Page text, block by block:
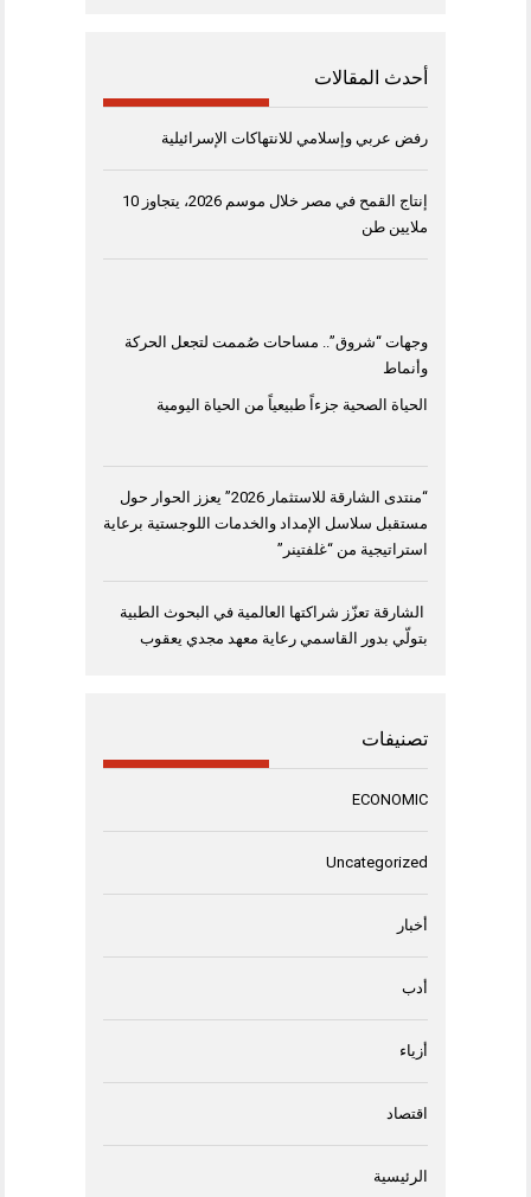
أحدث المقالات
رفض عربي وإسلامي للانتهاكات الإسرائيلية
إنتاج القمح في مصر خلال موسم 2026، يتجاوز 10
ملايين طن
وجهات “شروق”.. مساحات صُممت لتجعل الحركة
وأنماط
الحياة الصحية جزءاً طبيعياً من الحياة اليومية
“منتدى الشارقة للاستثمار 2026” يعزز الحوار حول
مستقبل سلاسل الإمداد والخدمات اللوجستية برعاية
استراتيجية من “غلفتينر”
الشارقة تعزّز شراكتها العالمية في البحوث الطبية
بتولّي بدور القاسمي رعاية معهد مجدي يعقوب
تصنيفات
ECONOMIC
Uncategorized
أخبار
أدب
أزياء
اقتصاد
الرئيسية